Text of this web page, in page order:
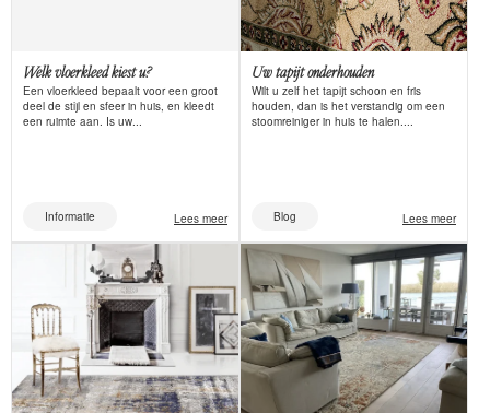
Welk vloerkleed kiest u?
Een vloerkleed bepaalt voor een groot
deel de stijl en sfeer in huis, en kleedt
een ruimte aan. Is uw...
Informatie Lees meer
Uw tapijt onderhouden
Wilt u zelf het tapijt schoon en fris
houden, dan is het verstandig om een
stoomreiniger in huis te halen....
Blog Lees meer